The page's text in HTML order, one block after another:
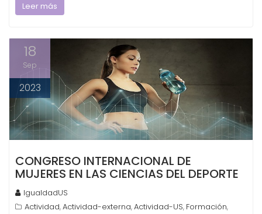
Leer más
18
Sep
2023
CONGRESO INTERNACIONAL DE
MUJERES EN LAS CIENCIAS DEL DEPORTE
IgualdadUS
Actividad,Actividad-externa,Actividad-US, Formación,